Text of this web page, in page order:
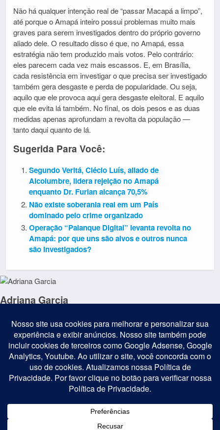
Não há qualquer intenção real de “passar Macapá a limpo”,
até porque o Amapá inteiro possui problemas muito mais
graves para serem investigados dentro do próprio governo
aliado dele. O resultado disso é que, no Amapá, essa
estratégia não tem produzido mais votos. Pelo contrário:
eles parecem cada vez mais escassos. E, em Brasília,
cada resistência em investigar o que precisa ser investigado
também gera desgaste e perda de popularidade. Ou seja,
aquilo que ele provoca aqui gera desgaste eleitoral. E aquilo
que ele evita lá também. No final, os dois pesos e as duas
medidas apenas aprofundam a revolta da população —
tanto daqui quanto de lá.
Sugerida Para Você:
Segundo Veritá, Clécio Luís, aliado de
Alcolumbre, lidera rejeição no Amapá
enquanto Dr. Furlan alcança 70,5%
Não existe soberania real em um País
dominado pelo crime organizado
Operação “Palanque Digital” levanta revolta no
Amapá: por que uns são alvos e outros nunca
são investigados?
Adriana Garcia
Jornalista Cristã Conservadora com atuação em comunicação
independente, cobertura política e produção de conteúdo digital.
Defensora da liberdade de expressão, dos valores cristãos e de um
Brasil livre e próspero.
Postagem Anterior Próxima Postagem